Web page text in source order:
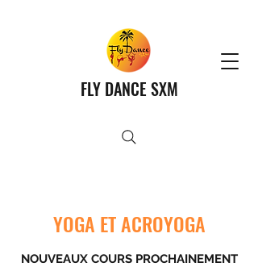
FLY DANCE SXM
YOGA ET ACROYOGA
NOUVEAUX COURS PROCHAINEMENT